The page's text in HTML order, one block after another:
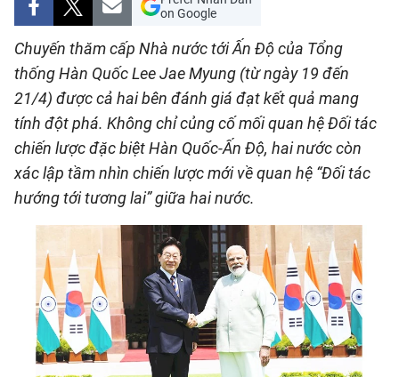
CHÍNH TRỊ
XÃ HỘI
KINH TẾ
ĐÔ THỊ
VĂN HÓA - VĂN NGHỆ
THỂ THAO
DU LỊCH
HỒ SƠ - TƯ LIỆU
on Google
Chuyến thăm cấp Nhà nước tới Ấn Độ của Tổng
thống Hàn Quốc Lee Jae Myung (từ ngày 19 đến
21/4) được cả hai bên đánh giá đạt kết quả mang
tính đột phá. Không chỉ củng cố mối quan hệ Đối tác
chiến lược đặc biệt Hàn Quốc-Ấn Độ, hai nước còn
xác lập tầm nhìn chiến lược mới về quan hệ “Đối tác
hướng tới tương lai” giữa hai nước.